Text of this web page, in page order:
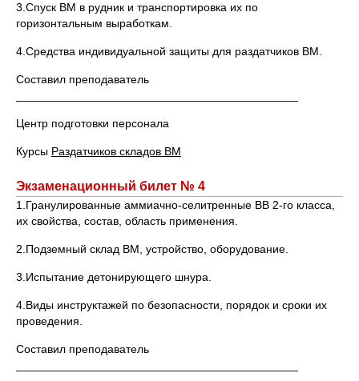
3.Спуск ВМ в рудник и транспортировка их по
горизонтальным выработкам.
4.Средства индивидуальной защиты для раздатчиков ВМ.
Составил преподаватель
Центр подготовки персонала
Курсы Раздатчиков складов ВМ
Экзаменационный билет № 4
1.Гранулированные аммиачно-селитренные ВВ 2-го класса,
их свойства, состав, область применения.
2.Подземный склад ВМ, устройство, оборудование.
3.Испытание детонирующего шнура.
4.Виды инструктажей по безопасности, порядок и сроки их
проведения.
Составил преподаватель